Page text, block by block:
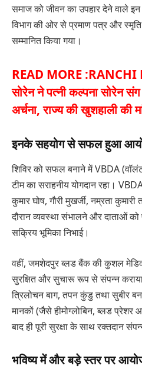
समाज को जीवन का उपहार देने वाले
विभाग की ओर से प्रमाण पत्र और
सम्मानित किया गया।
READ MORE :RANCHI
सोरेन ने पत्नी कल्पना सोरेन
अर्चना, राज्य की खुशहाली की
इनके सहयोग से सफल हुआ
शिविर को सफल बनाने में VBDA
टीम का सराहनीय योगदान रहा।
कुमार घोष, गौरी मुखर्जी, नम्रता
दौरान व्यवस्था संभालने और दाताओं
सक्रिय भूमिका निभाई।
वहीं, जमशेदपुर ब्लड बैंक की कुशल
सुरक्षित और सुचारू रूप से संपन्न
त्रिलोचन बाग, तपन कुंडु तथा सुबीर
मानकों (जैसे हीमोग्लोबिन, ब्लड
बाद ही पूरी सुरक्षा के साथ रक्तदान
भविष्य में और बड़े स्तर पर